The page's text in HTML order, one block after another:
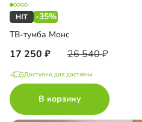
-35%
ТВ-тумба Монс
17 250 26 540
Доступно для доставки
В корзину